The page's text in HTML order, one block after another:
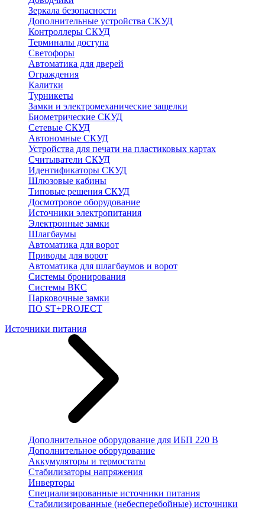
Зеркала безопасности
Дополнительные устройства СКУД
Контроллеры СКУД
Терминалы доступа
Светофоры
Автоматика для дверей
Ограждения
Калитки
Турникеты
Замки и электромеханические защелки
Биометрические СКУД
Сетевые СКУД
Автономные СКУД
Устройства для печати на пластиковых картах
Считыватели СКУД
Идентификаторы СКУД
Шлюзовые кабины
Типовые решения СКУД
Досмотровое оборудование
Источники электропитания
Электронные замки
Шлагбаумы
Автоматика для ворот
Приводы для ворот
Автоматика для шлагбаумов и ворот
Системы бронирования
Системы ВКС
Парковочные замки
ПО ST+PROJECT
Источники питания
Дополнительное оборудование для ИБП 220 В
Дополнительное оборудование
Аккумуляторы и термостаты
Стабилизаторы напряжения
Инверторы
Специализированные источники питания
Стабилизированные (небесперебойные) источники